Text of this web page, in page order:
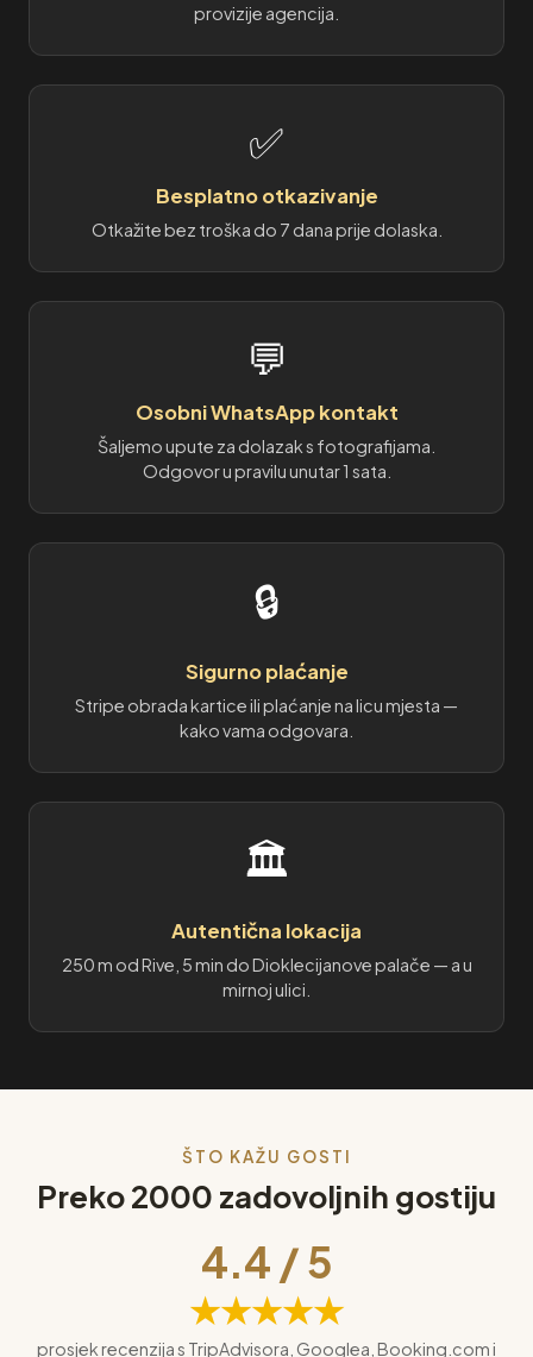
provizije agencija.
✅
Besplatno otkazivanje
Otkažite bez troška do 7 dana prije dolaska.
💬
Osobni WhatsApp kontakt
Šaljemo upute za dolazak s fotografijama.
Odgovor u pravilu unutar 1 sata.
🔒
Sigurno plaćanje
Stripe obrada kartice ili plaćanje na licu mjesta —
kako vama odgovara.
🏛️
Autentična lokacija
250 m od Rive, 5 min do Dioklecijanove palače — a u
mirnoj ulici.
ŠTO KAŽU GOSTI
Preko 2000 zadovoljnih gostiju
4.4 / 5
★★★★★
prosjek recenzija s TripAdvisora, Googlea, Booking.com i